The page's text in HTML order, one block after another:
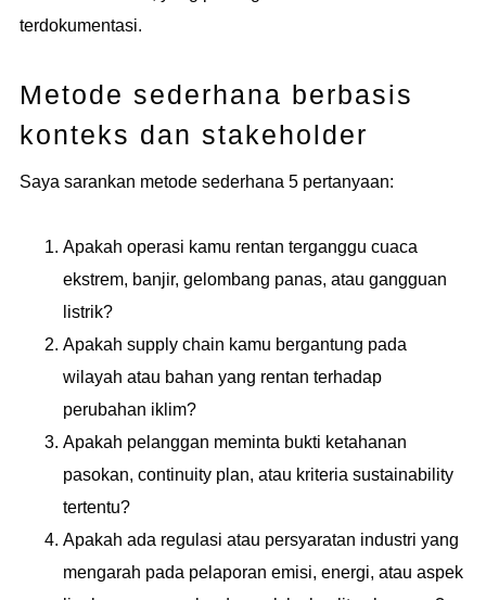
terdokumentasi.
Metode sederhana berbasis
konteks dan stakeholder
Saya sarankan metode sederhana 5 pertanyaan:
Apakah operasi kamu rentan terganggu cuaca
ekstrem, banjir, gelombang panas, atau gangguan
listrik?
Apakah supply chain kamu bergantung pada
wilayah atau bahan yang rentan terhadap
perubahan iklim?
Apakah pelanggan meminta bukti ketahanan
pasokan, continuity plan, atau kriteria sustainability
tertentu?
Apakah ada regulasi atau persyaratan industri yang
mengarah pada pelaporan emisi, energi, atau aspek